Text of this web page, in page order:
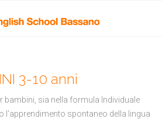
3-10 anni
bambini, sia nella formula Individuale
l’apprendimento spontaneo della lingua